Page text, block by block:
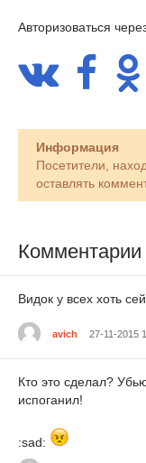
Авторизоваться
Информация
Посетители,
оставлять
Комментарии
Видок у всех хоть
avich 27-11-2015
Кто это сделал?
испоганил!
:sad: